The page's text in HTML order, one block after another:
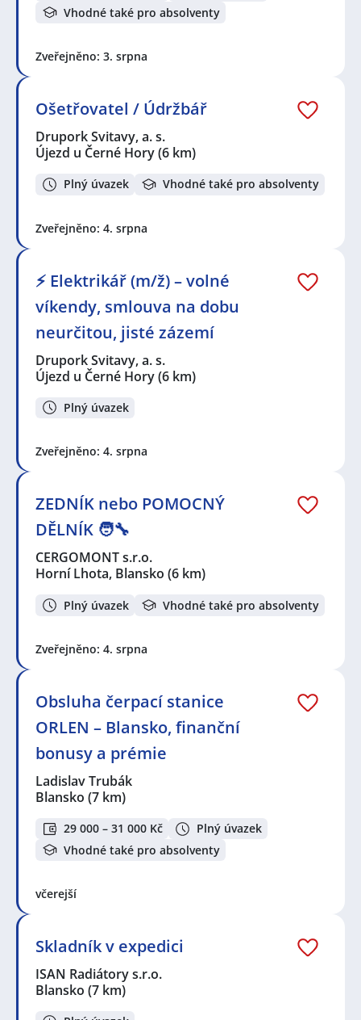
Vhodné také pro absolventy
Zveřejněno: 3. srpna
Ošetřovatel / Údržbář
Drupork Svitavy, a. s.
Újezd u Černé Hory(6 km)
Plný úvazek Vhodné také pro absolventy
Zveřejněno: 4. srpna
⚡ Elektrikář (m/ž) – volné
víkendy, smlouva na dobu
neurčitou, jisté zázemí
Drupork Svitavy, a. s.
Újezd u Černé Hory(6 km)
Plný úvazek
Zveřejněno: 4. srpna
ZEDNÍK nebo POMOCNÝ
DĚLNÍK 🧑‍🔧
CERGOMONT s.r.o.
Horní Lhota, Blansko (6 km)
Plný úvazek Vhodné také pro absolventy
Zveřejněno: 4. srpna
Obsluha čerpací stanice
ORLEN – Blansko, finanční
bonusy a prémie
Ladislav Trubák
Blansko (7 km)
29 000 – 31 000 Kč
Plný úvazek
Vhodné také pro absolventy
včerejší
Skladník v expedici
ISAN Radiátory s.r.o.
Blansko (7 km)